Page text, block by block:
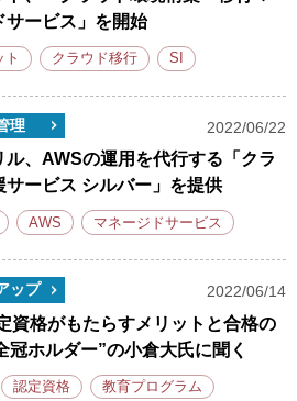
サービス」を開始
ト クラウド移行 SI
理 2022/06/22
ル、AWSの運用を代行する「クラ
サービス シルバー」を提供
AWS マネージドサービス
ップ 2022/06/14
資格がもたらすメリットと合格の
冠ホルダー”の小倉大氏に聞く
認定資格 教育プログラム